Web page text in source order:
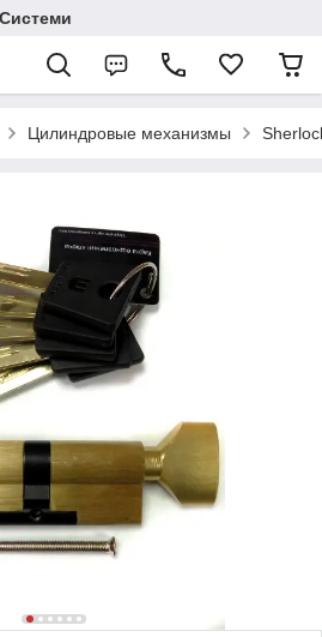
Цилиндровые механизмы